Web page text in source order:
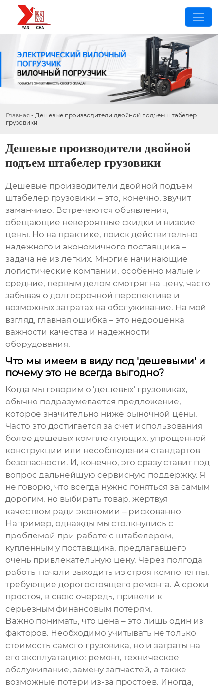
Главная - Дешевые производители двойной подъем штабелер
грузовики
Дешевые производители двойной
подъем штабелер грузовики
Дешевые производители двойной подъем
штабелер грузовики – это, конечно, звучит
заманчиво. Встречаются объявления,
обещающие невероятные скидки и низкие
цены. Но на практике, поиск действительно
надежного и экономичного поставщика –
задача не из легких. Многие начинающие
логистические компании, особенно малые и
средние, первым делом смотрят на цену, часто
забывая о долгосрочной перспективе и
возможных затратах на обслуживание. На мой
взгляд, главная ошибка – это недооценка
важности качества и надежности
оборудования.
Что мы имеем в виду под 'дешевыми' и
почему это не всегда выгодно?
Когда мы говорим о 'дешевых' грузовиках,
обычно подразумевается предложение,
которое значительно ниже рыночной цены.
Часто это достигается за счет использования
более дешевых комплектующих, упрощенной
конструкции или несоблюдения стандартов
безопасности. И, конечно, это сразу ставит под
вопрос дальнейшую сервисную поддержку. Я
не говорю, что всегда нужно гоняться за самым
дорогим, но выбирать товар, жертвуя
качеством ради экономии – рискованно.
Например, однажды мы столкнулись с
проблемой при работе с штабелером,
купленным у поставщика, предлагавшего
очень привлекательную цену. Через полгода
работы начали выходить из строя компоненты,
требующие дорогостоящего ремонта. А сроки
простоя, в свою очередь, привели к
серьезным финансовым потерям.
Важно понимать, что цена – это лишь один из
факторов. Необходимо учитывать не только
стоимость самого грузовика, но и затраты на
его эксплуатацию: ремонт, техническое
обслуживание, замену запчастей, а также
возможные потери из-за простоев. Иногда,